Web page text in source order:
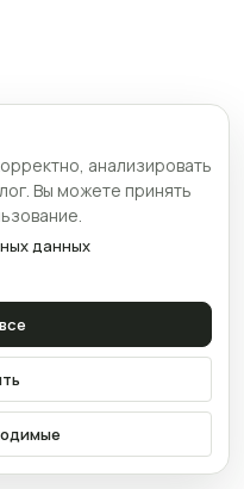
анализировать
Вы можете принять
данных